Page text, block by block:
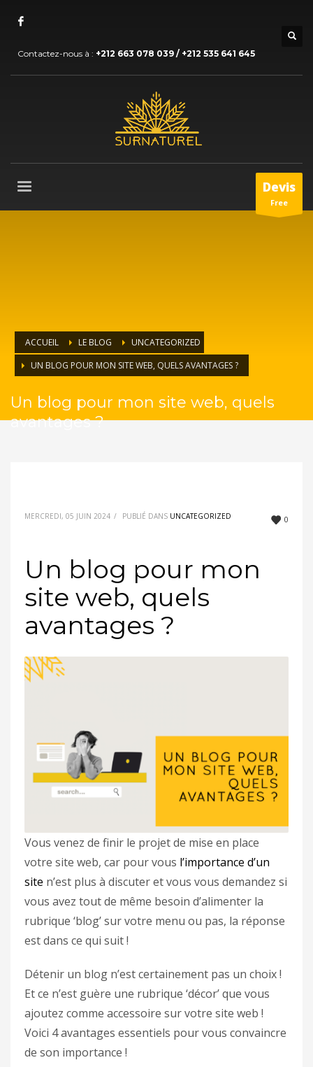
Contactez-nous à : +212 663 078 039 / +212 535 641 645
Devis
Free
ACCUEIL LE BLOG
UNCATEGORIZED
UN BLOG POUR MON SITE WEB, QUELS AVANTAGES ?
Un blog pour mon site web, quels
avantages ?
0
MERCREDI, 05 JUIN 2024 / PUBLIÉ DANS UNCATEGORIZED
Un blog pour mon
site web, quels
avantages ?
Vous venez de finir le projet de mise en place
votre site web, car pour vous l’importance d’un
site n’est plus à discuter et vous vous demandez si
vous avez tout de même besoin d’alimenter la
rubrique ‘blog’ sur votre menu ou pas, la réponse
est dans ce qui suit !
Détenir un blog n’est certainement pas un choix !
Et ce n’est guère une rubrique ‘décor’ que vous
ajoutez comme accessoire sur votre site web !
Voici 4 avantages essentiels pour vous convaincre
de son importance !